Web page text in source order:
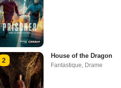
2
House of the Dragon
Fantastique, Drame